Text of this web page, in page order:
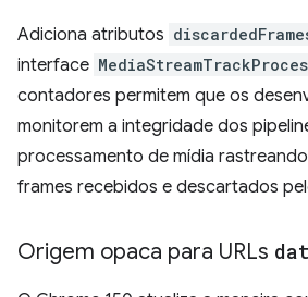
Adiciona atributos
interface
contadores permitem que os
monitorem a integridade dos
processamento de mídia
frames recebidos e descartados
Origem opaca para URLs